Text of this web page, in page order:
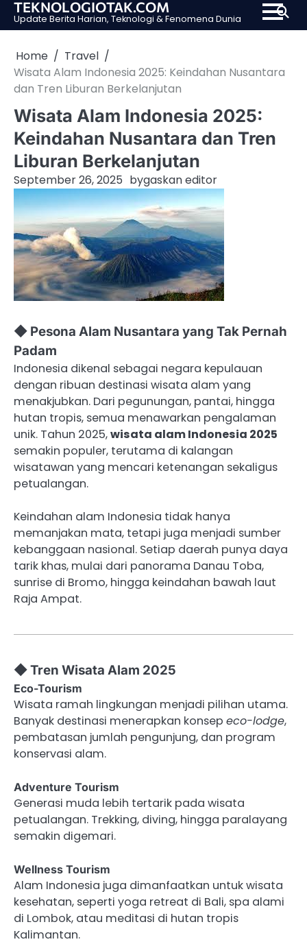
SkipTEKNOLOGIOTAK.COM
Update Berita Harian, Teknologi & Fenomena Dunia
Home
Travel
Wisata Alam Indonesia 2025: Keindahan Nusantara
dan Tren Liburan Berkelanjutan
Wisata Alam Indonesia 2025:
Keindahan Nusantara dan Tren
Liburan Berkelanjutan
September 26, 2025 bygaskan editor
◆ Pesona Alam Nusantara yang Tak Pernah
Padam
Indonesia dikenal sebagai negara kepulauan
dengan ribuan destinasi wisata alam yang
menakjubkan. Dari pegunungan, pantai, hingga
hutan tropis, semua menawarkan pengalaman
unik. Tahun 2025,wisata alam Indonesia 2025
semakin populer, terutama di kalangan
wisatawan yang mencari ketenangan sekaligus
petualangan.
Keindahan alam Indonesia tidak hanya
memanjakan mata, tetapi juga menjadi sumber
kebanggaan nasional. Setiap daerah punya daya
tarik khas, mulai dari panorama Danau Toba,
sunrise di Bromo, hingga keindahan bawah laut
Raja Ampat.
◆ Tren Wisata Alam 2025
Eco-Tourism
Wisata ramah lingkungan menjadi pilihan utama.
Banyak destinasi menerapkan konsep eco-lodge,
pembatasan jumlah pengunjung, dan program
konservasi alam.
Adventure Tourism
Generasi muda lebih tertarik pada wisata
petualangan. Trekking, diving, hingga paralayang
semakin digemari.
Wellness Tourism
Alam Indonesia juga dimanfaatkan untuk wisata
kesehatan, seperti yoga retreat di Bali, spa alami
di Lombok, atau meditasi di hutan tropis
Kalimantan.